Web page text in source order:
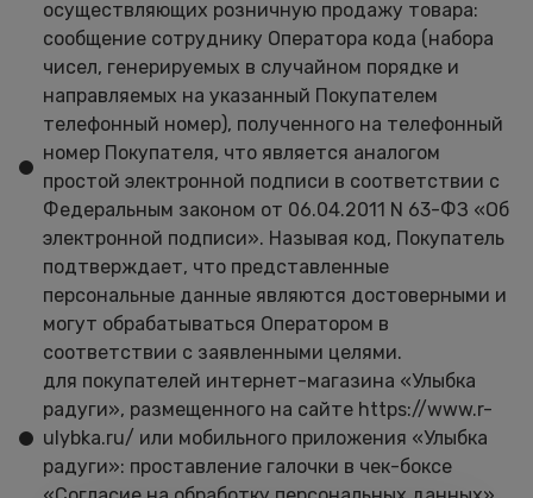
осуществляющих розничную продажу товара:
сообщение сотруднику Оператора кода (набора
чисел, генерируемых в случайном порядке и
направляемых на указанный Покупателем
телефонный номер), полученного на телефонный
номер Покупателя, что является аналогом
простой электронной подписи в соответствии с
Федеральным законом от 06.04.2011 N 63-ФЗ «Об
электронной подписи». Называя код, Покупатель
подтверждает, что представленные
персональные данные являются достоверными и
могут обрабатываться Оператором в
соответствии с заявленными целями.
для покупателей интернет-магазина «Улыбка
радуги», размещенного на сайте https://www.r-
ulybka.ru/ или мобильного приложения «Улыбка
радуги»: проставление галочки в чек-боксе